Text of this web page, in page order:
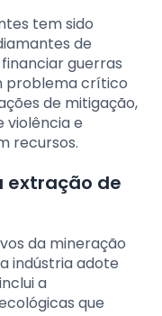
tem sido
de
guerras
problema crítico
de mitigação,
violência e
recursos.
extração de
da mineração
indústria adote
a
que